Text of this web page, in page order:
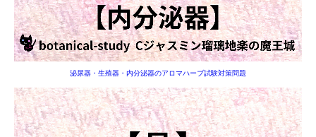
泌尿器・生殖器・内分泌器のアロマハーブ試験対策問題